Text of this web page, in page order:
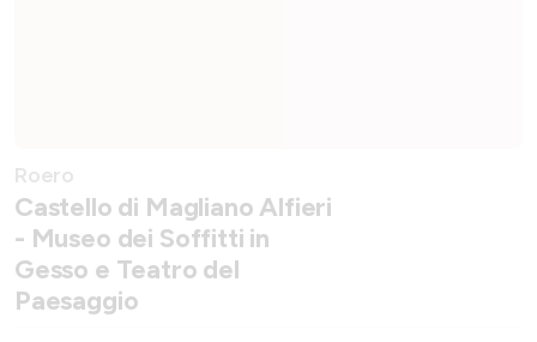
Roero
Castello di Magliano Alfieri
- Museo dei Soffitti in
Gesso e Teatro del
Paesaggio